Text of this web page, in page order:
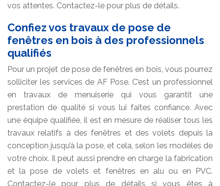
vos attentes. Contactez-le pour plus de détails.
Confiez vos travaux de pose de
fenêtres en bois à des professionnels
qualifiés
Pour un projet de pose de fenêtres en bois, vous pourrez
solliciter les services de AF Pose. C’est un professionnel
en travaux de menuiserie qui vous garantit une
prestation de qualité si vous lui faites confiance. Avec
une équipe qualifiée, il est en mesure de réaliser tous les
travaux relatifs à des fenêtres et des volets depuis la
conception jusqu’à la pose, et cela, selon les modèles de
votre choix. Il peut aussi prendre en charge la fabrication
et la pose de volets et fenêtres en alu ou en PVC.
Contactez-le pour plus de détails si vous êtes à